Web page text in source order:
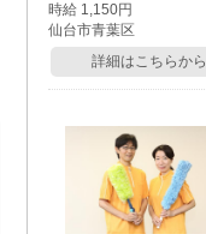
時給 1,150円
仙台市青葉区
詳細はこちらから